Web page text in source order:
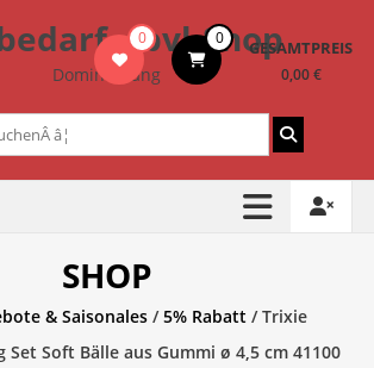
– bvl-Shop
Dominik Lang
0 0 GESAMTPREIS
0,00 €
SHOP
& Saisonales /5% Rabatt / Trixie
Set Soft Bälle aus Gummi ø 4,5 cm 41100